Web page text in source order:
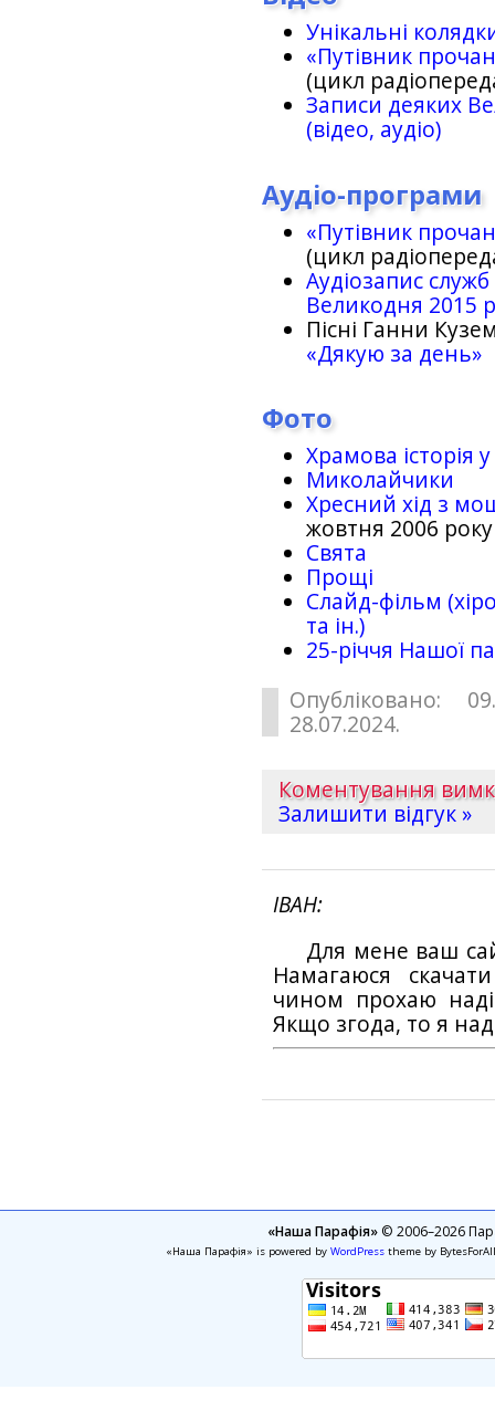
Унікальні
«Путівник
(цикл
Записи деяких
(відео, аудіо)
Аудіо-програми
«Путівник
(цикл
Аудіозапис
Великодня 2015
Пісні Ганни
«Дякую за день»
Фото
Храмова історія
Миколайчики
Хресний хід з
жовтня 2006 року
Свята
Прощі
Слайд-фільм
та ін.)
25-рiччя Нашої
Опубліковано:
28.07.2024.
Коментування
Залишити відгук »
ІВАН
Для мене ваш
Намагаюся
чином прохаю
Якщо згода, то я
«Наша Парафія»© 2006–2026
«Наша Парафія» is powered by WordPresstheme by